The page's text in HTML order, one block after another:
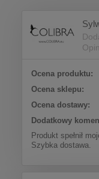
Ocena produktu:
Ocena sklepu:
Ocena dostawy:
Dodatkowy
Produkt spełnił
Szybka dostawa.